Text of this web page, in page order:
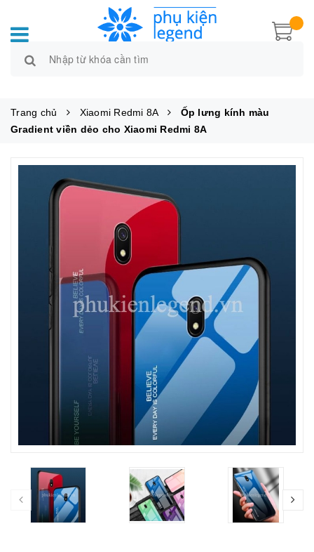
Trang chủ Xiaomi Redmi 8A
Ốp lưng kính màu
Gradient viền dẻo cho Xiaomi Redmi 8A